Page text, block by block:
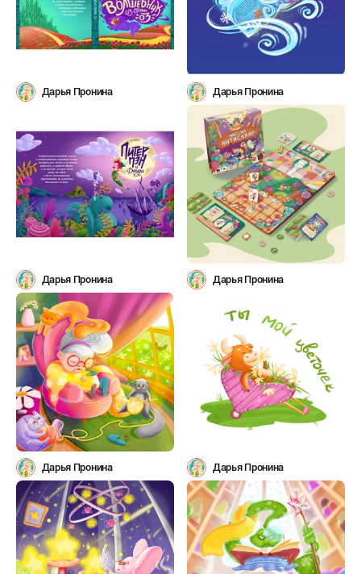
Дарья Пронина Дарья Пронина
Дарья Пронина Дарья Пронина
Дарья Пронина Дарья Пронина